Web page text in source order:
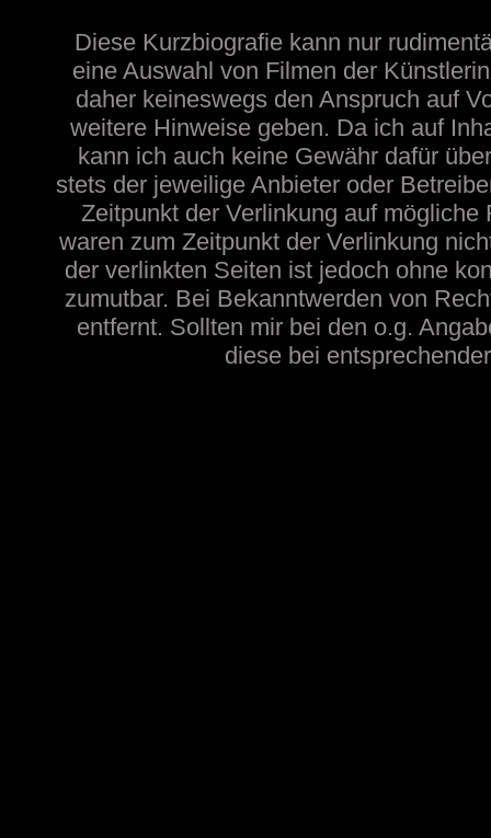
Diese Kurzbiografie kann nur
eine Auswahl von Filmen der
daher keineswegs den Anspruch auf
weitere Hinweise geben. Da ich auf
kann ich auch keine Gewähr dafür
stets der jeweilige Anbieter oder
Zeitpunkt der Verlinkung auf
waren zum Zeitpunkt der Verlinkung
der verlinkten Seiten ist jedoch ohne
zumutbar. Bei Bekanntwerden von
entfernt. Sollten mir bei den o.g.
diese bei